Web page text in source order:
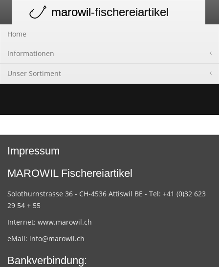
navigation
marowil-fischereiartikel
Home
Informationen
Unser Sortiment
Impressum
MAROWIL Fischereiartikel
Solothurnstrasse 36 - CH-4536 Attiswil BE - Tel: +41 (0)32 623
29 54 + 55
Internet: www.marowil.ch
eMail: info@marowil.ch
Bankverbindung: